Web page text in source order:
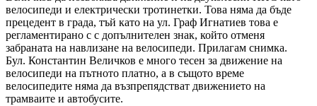
велосипеди и електрически тротинетки. Това няма да бъде
прецедент в града, тъй като на ул. Граф Игнатиев това е
регламентирано с с допълнителен знак, който отменя
забраната на навлизане на велосипеди. Прилагам снимка.
Бул. Константин Величков е много тесен за движение на
велосипеди на пътното платно, а в същото време
велосипедите няма да възпрепядстват движението на
трамваите и автобусите.